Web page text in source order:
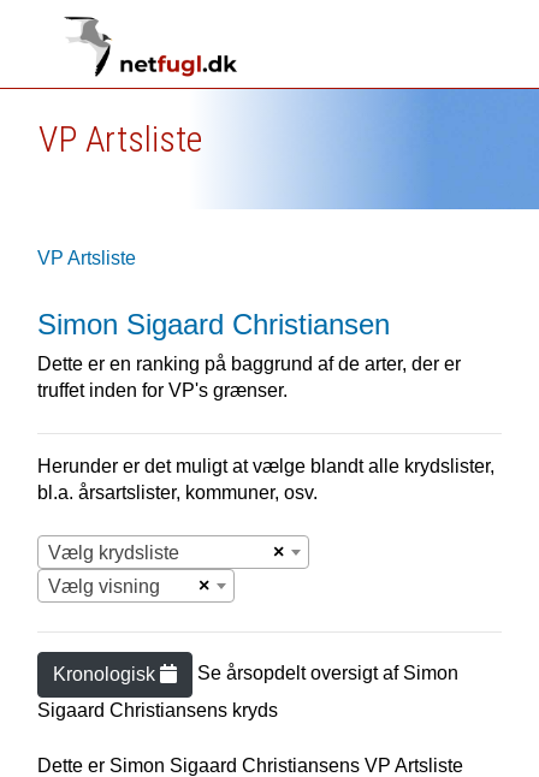
VP Artsliste
VP Artsliste
Simon Sigaard Christiansen
Dette er en ranking på baggrund af de arter, der er
truffet inden for VP's grænser.
Herunder er det muligt at vælge blandt alle krydslister,
bl.a. årsartslister, kommuner, osv.
×
Vælg krydsliste
×
Vælg visning
Kronologisk Se årsopdelt oversigt af Simon
Sigaard Christiansens kryds
Dette er Simon Sigaard Christiansens VP Artsliste